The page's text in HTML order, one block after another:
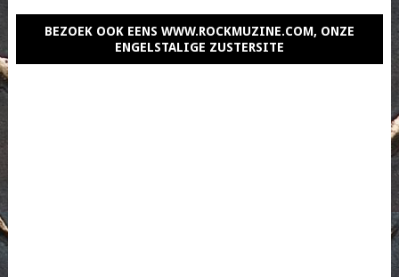
BEZOEK OOK EENS WWW.ROCKMUZINE.COM, ONZE
ENGELSTALIGE ZUSTERSITE